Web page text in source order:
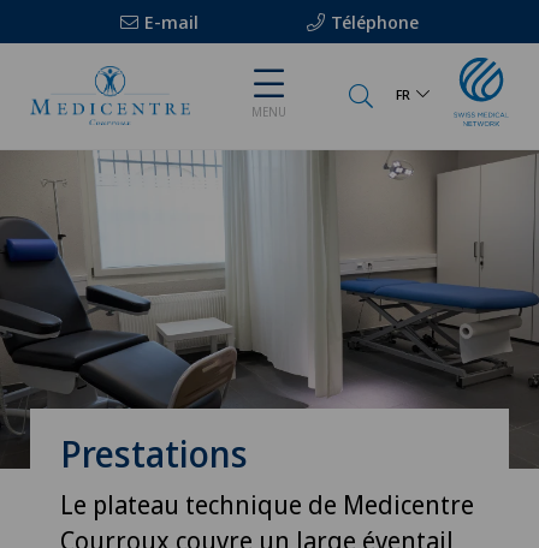
E-mail Téléphone
MENU
FR
Prestations
Le plateau technique de Medicentre
Courroux couvre un large éventail